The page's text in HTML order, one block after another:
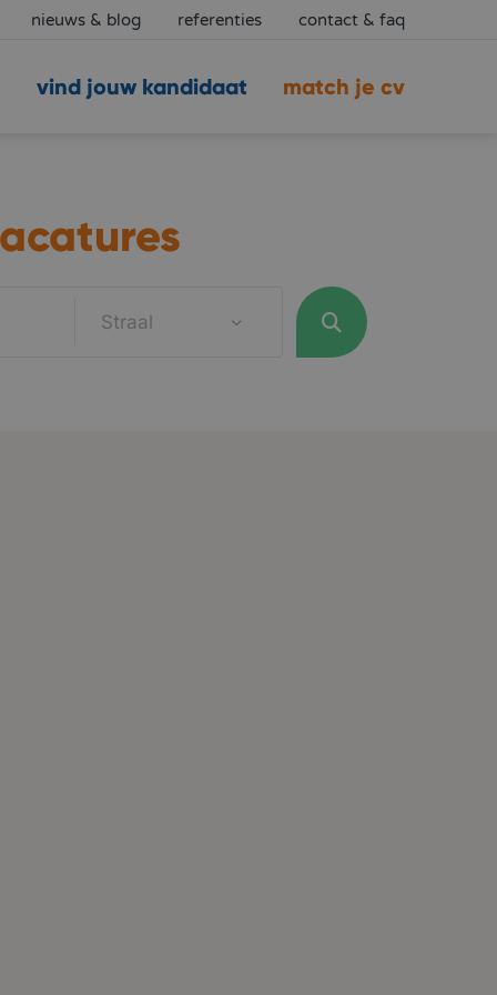
nieuws & blog referenties contact & faq
match je cv
vind jouw kandidaat
Straal